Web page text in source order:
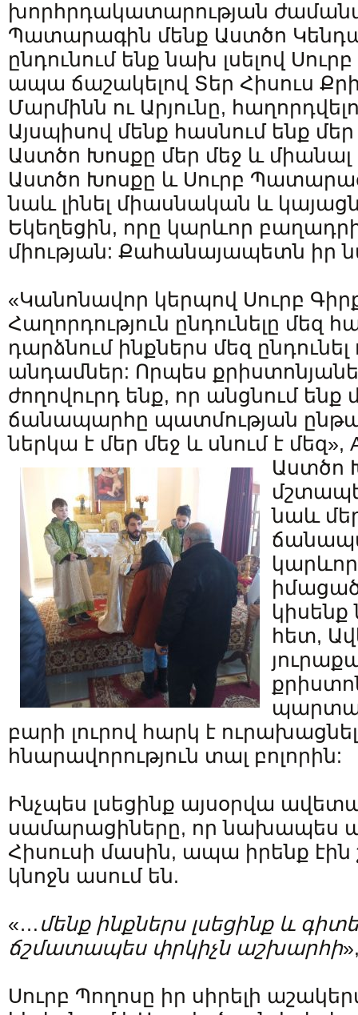
խորհրդակատարության
Պատարագին մենք Աստծո
ընդունում ենք նախ լսելով
ապա ճաշակելով Տեր Հիսուս
Մարմինն ու Արյունը,
Այսպիսով մենք հասնում ենք մեր
Աստծո Խոսքը մեր մեջ և միանալ
Աստծո Խոսքը և Սուրբ
նաև լինել միասնական և
Եկեղեցին, որը կարևոր
միության: Քահանայապետն իր
«Կանոնավոր կերպով Սուրբ
Հաղորդություն ընդունելը մեզ
դարձնում ինքներս մեզ
անդամներ: Որպես
ժողովուրդ ենք, որ անցնում ենք
ճանապարհը պատմության
ներկա է մեր մեջ և սնում է մեզ»,
Աստծո
նաև
կարևոր
կիսենք
հետ,
բարի լուրով հարկ է
հնարավորություն տալ բոլորին:
Ինչպես լսեցինք այսօրվա
սամարացիները, որ նախապես
Հիսուսի մասին, ապա իրենք
կնոջն ասում են.
«… մենք ինքներս լսեցինք և
ճշմատապես փրկիչն աշխարհի
Սուրբ Պողոսը իր սիրելի